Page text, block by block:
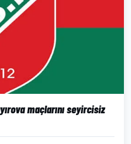
maçlarını seyircisiz